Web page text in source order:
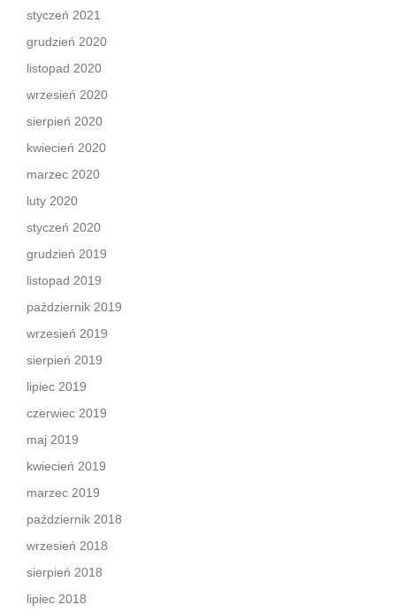
styczeń 2021
grudzień 2020
listopad 2020
wrzesień 2020
sierpień 2020
kwiecień 2020
marzec 2020
luty 2020
styczeń 2020
grudzień 2019
listopad 2019
październik 2019
wrzesień 2019
sierpień 2019
lipiec 2019
czerwiec 2019
maj 2019
kwiecień 2019
marzec 2019
październik 2018
wrzesień 2018
sierpień 2018
lipiec 2018